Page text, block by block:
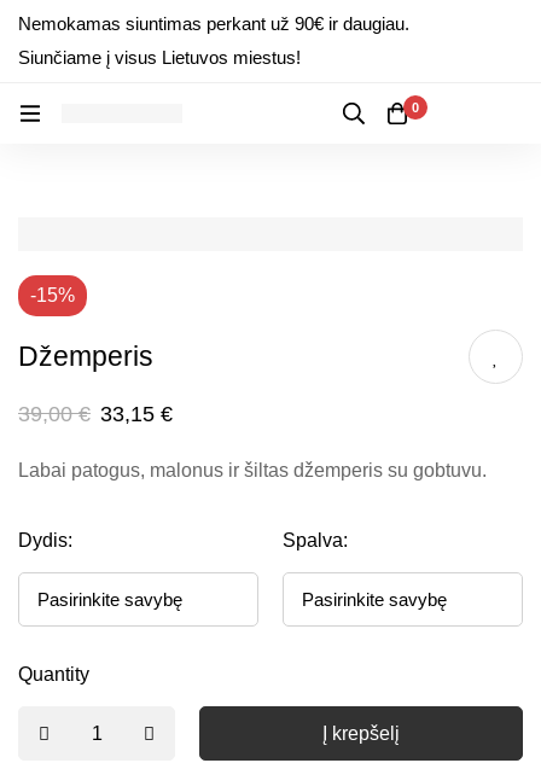
Nemokamas siuntimas perkant už 90€ ir daugiau.
Siunčiame į visus Lietuvos miestus!
0
-15%
Džemperis
39,00€ 33,15 €
Labai patogus, malonus ir šiltas džemperis su gobtuvu.
Dydis: Spalva:
Quantity
Į krepšelį